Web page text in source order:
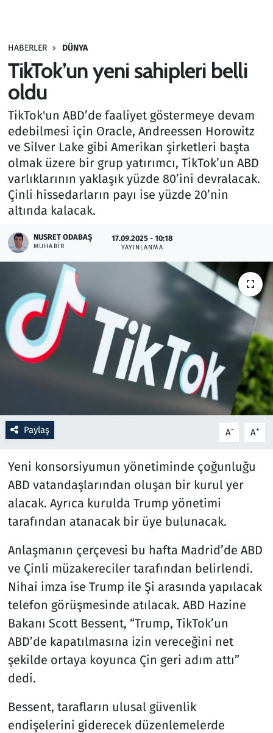
HABERLER DÜNYA
TikTok’un yeni sahipleri belli
oldu
TikTok'un ABD’de faaliyet göstermeye devam
edebilmesi için Oracle, Andreessen Horowitz
ve Silver Lake gibi Amerikan şirketleri başta
olmak üzere bir grup yatırımcı, TikTok’un ABD
varlıklarının yaklaşık yüzde 80’ini devralacak.
Çinli hissedarların payı ise yüzde 20’nin
altında kalacak.
NUSRET ODABAŞ
MUHABIR
17.09.2025 - 10:18
YAYINLANMA
Paylaş A- A+
Yeni konsorsiyumun yönetiminde çoğunluğu
ABD vatandaşlarından oluşan bir kurul yer
alacak. Ayrıca kurulda Trump yönetimi
tarafından atanacak bir üye bulunacak.
Anlaşmanın çerçevesi bu hafta Madrid’de ABD
ve Çinli müzakereciler tarafından belirlendi.
Nihai imza ise Trump ile Şi arasında yapılacak
telefon görüşmesinde atılacak. ABD Hazine
Bakanı Scott Bessent, “Trump, TikTok’un
ABD’de kapatılmasına izin vereceğini net
şekilde ortaya koyunca Çin geri adım attı”
dedi.
Bessent, tarafların ulusal güvenlik
endişelerini giderecek düzenlemelerde
Haber
Kültür Sanat
Kurumsal Haberler
Lezzet Durağı
Memur ve Kamu
Otomobil
Oyun
Ramazan
Resmi İlanlar
Rüya Tabirleri
Sağlık
Seçim 2023
Teknoloji ve Bilim
Televizyon